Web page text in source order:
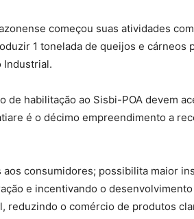
começou suas atividades
1 tonelada de queijos e
Industrial.
habilitação ao Sisbi-POA devem
é o décimo empreendimento a
consumidores; possibilita maior
e incentivando o
reduzindo o comércio de produtos